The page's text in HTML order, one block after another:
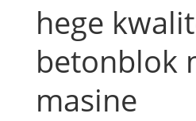
hege
betonblok
masine